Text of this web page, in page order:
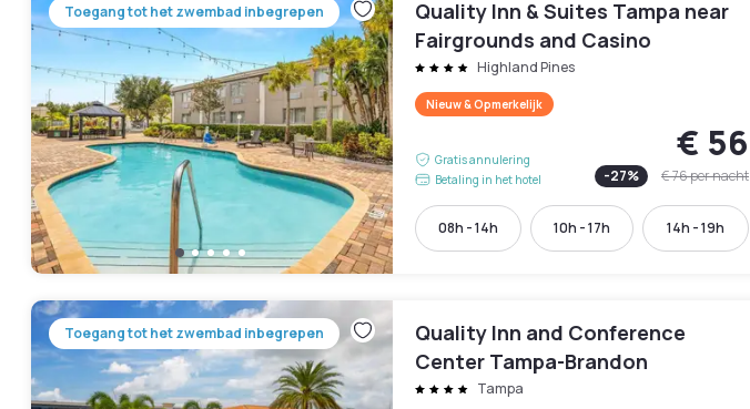
Toegang tot het zwembad inbegrepen
Quality Inn & Suites Tampa near
Fairgrounds and Casino
Highland Pines
Nieuw & Opmerkelijk
Gratis annulering
Betaling in het hotel
€ 56
-27% € 76per nacht
08h - 14h 10h - 17h 14h - 19h
Toegang tot het zwembad inbegrepen
Quality Inn and Conference
Center Tampa-Brandon
Tampa